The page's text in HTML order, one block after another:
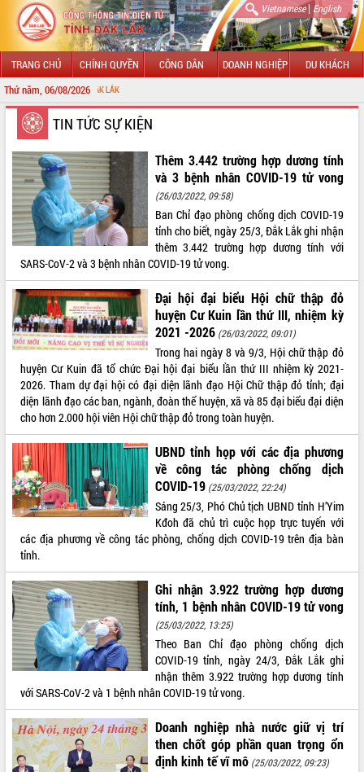
Vietnamese| English
TRANG CHỦ CHÍNH QUYỀN CÔNG DÂN DOANH NGHIỆP DU KHÁCH
Thứ năm, 06/08/2026
GIỚI THIỆU
LÃNH ĐẠO UBND TỈNH
TIN TỨC SỰ KIỆN
SỞ, BAN, NGÀNH
THÔNG TIN CHỈ ĐẠO ĐIỀU HÀNH
HỆ THỐNG VĂN BẢN
VĂN BẢN HĐND TỈNH
ĐIỂM TIN VĂN BẢN
QUY HOẠCH - KẾ HOẠCH
VIDEO
TIN TỨC SỰ KIỆN
Thêm 3.442 trường hợp dương tính
và 3 bệnh nhân COVID-19 tử vong
(26/03/2022, 09:58)
Ban Chỉ đạo phòng chống dịch COVID-19
tỉnh cho biết, ngày 25/3, Đắk Lắk ghi nhận
thêm 3.442 trường hợp dương tính với
SARS-CoV-2 và 3 bệnh nhân COVID-19 tử vong.
Đại hội đại biểu Hội chữ thập đỏ
huyện Cư Kuin lần thứ III, nhiệm kỳ
2021 -2026 (26/03/2022, 09:01)
Trong hai ngày 8 và 9/3, Hội chữ thập đỏ
huyện Cư Kuin đã tổ chức Đại hội đại biểu lần thứ III nhiệm kỳ 2021-
2026. Tham dự đại hội có đại diện lãnh đạo Hội Chữ thập đỏ tỉnh; đại
diện lãnh đạo các ban, ngành, đoàn thể huyện, xã và 85 đại biểu đại diện
cho hơn 2.000 hội viên Hội chữ thập đỏ trong toàn huyện.
UBND tỉnh họp với các địa phương
về công tác phòng chống dịch
COVID-19 (25/03/2022, 22:24)
Sáng 25/3, Phó Chủ tịch UBND tỉnh H’Yim
Kđoh đã chủ trì cuộc họp trực tuyến với
các địa phương về công tác phòng, chống dịch COVID-19 trên địa bàn
tỉnh.
Ghi nhận 3.922 trường hợp dương
tính, 1 bệnh nhân COVID-19 tử vong
(25/03/2022, 13:25)
Theo Ban Chỉ đạo phòng chống dịch
COVID-19 tỉnh, ngày 24/3, Đắk Lắk ghi
nhận thêm 3.922 trường hợp dương tính
với SARS-CoV-2 và 1 bệnh nhân COVID-19 tử vong.
Doanh nghiệp nhà nước giữ vị trí
then chốt góp phần quan trọng ổn
định kinh tế vĩ mô (25/03/2022, 09:23)